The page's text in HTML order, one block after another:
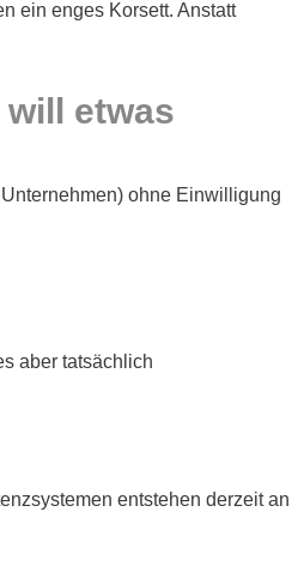
ein enges Korsett. Anstatt
will etwas
ohne Einwilligung
aber tatsächlich
entstehen derzeit an